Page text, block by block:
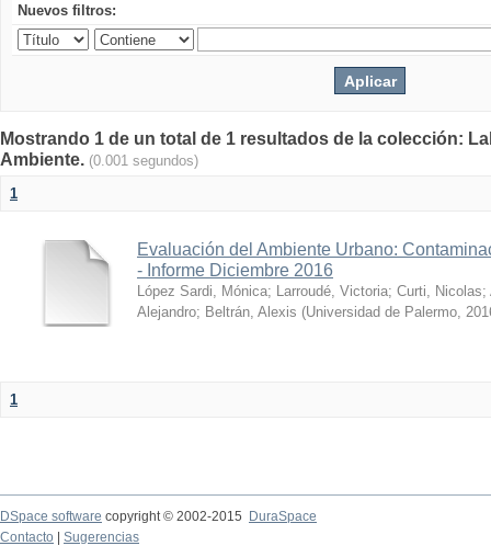
Nuevos filtros:
Mostrando 1 de un total de 1 resultados de la colección:
Ambiente. (0.001 segundos)
1
Evaluación del Ambiente Urbano:
- Informe Diciembre 2016
López Sardi, Mónica; Larroudé, Victoria; Curti, Nicolas;
Alejandro; Beltrán, Alexis (Universidad de Palermo,
1
DSpace software copyright © 2002-2015
DuraSpace
Contacto
Sugerencias